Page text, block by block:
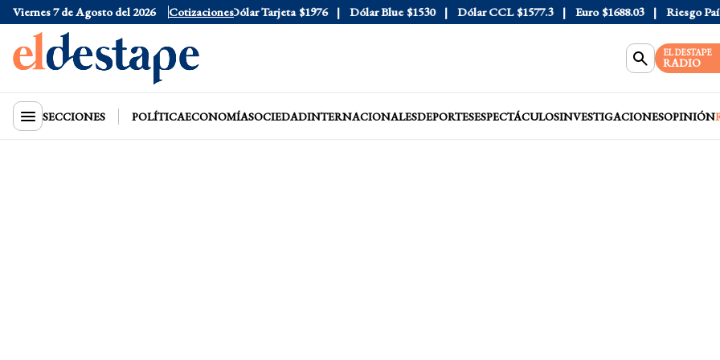
Viernes 7 de Agosto del 2026 Cotizaciones
Dólar Oficial $1520 Dólar Tarjeta $1976 Dólar Blue $1530 Dólar CCL $1577.3 Euro $1688.03 Riesgo País
EL DESTAPE
RADIO
SECCIONES POLÍTICAECONOMÍASOCIEDADINTERNACIONALESDEPORTESESPECTÁCULOSINVESTIGACIONESOPINIÓN